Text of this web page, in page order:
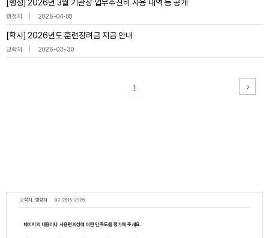
[행정] 2026년 3월 기관장 업무추진비 사용 내역 등 공개
행정처 2026-04-08
[학사] 2026년도 훈련장려금 지급 안내
교학처 2026-03-30
1
교학처, 행정처 02-2618-2306
페이지의 내용이나 사용편의성에 대한 만족도를 평가해 주세요.